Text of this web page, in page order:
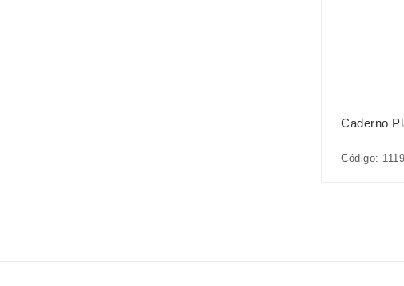
Caderno
Código: